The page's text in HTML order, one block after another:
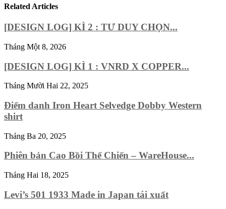
Related Articles
[DESIGN LOG] KÌ 2 : TƯ DUY CHỌN...
Tháng Một 8, 2026
[DESIGN LOG] KÌ 1 : VNRD X COPPER...
Tháng Mười Hai 22, 2025
Điểm danh Iron Heart Selvedge Dobby Western
shirt
Tháng Ba 20, 2025
Phiên bản Cao Bồi Thế Chiến – WareHouse...
Tháng Hai 18, 2025
Levi’s 501 1933 Made in Japan tái xuất